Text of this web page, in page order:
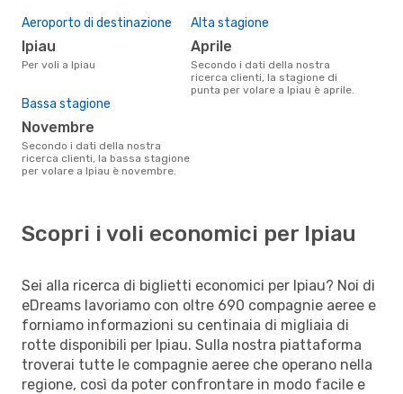
Aeroporto di destinazione
Ipiau
Per voli a Ipiau
Alta stagione
aprile
Secondo i dati della nostra
ricerca clienti, la stagione di
punta per volare a Ipiau è aprile.
Bassa stagione
novembre
Secondo i dati della nostra
ricerca clienti, la bassa stagione
per volare a Ipiau è novembre.
Scopri i voli economici per Ipiau
Sei alla ricerca di biglietti economici per Ipiau? Noi di
eDreams lavoriamo con oltre 690 compagnie aeree e
forniamo informazioni su centinaia di migliaia di
rotte disponibili per Ipiau. Sulla nostra piattaforma
troverai tutte le compagnie aeree che operano nella
regione, così da poter confrontare in modo facile e